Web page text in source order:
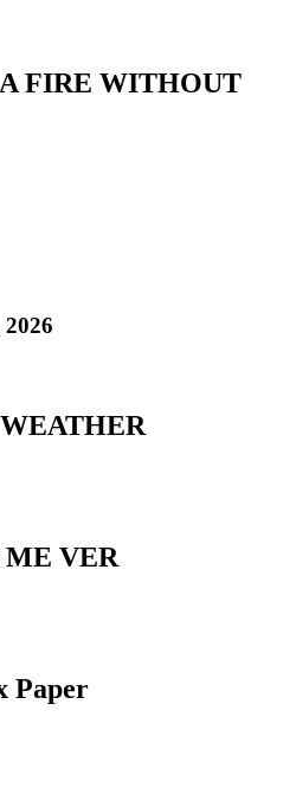
FIRE WITHOUT
VER
Paper